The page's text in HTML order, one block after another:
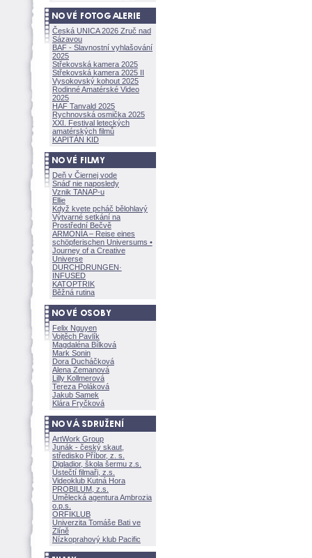
Česká UNICA 2026 Zruč nad
Sázavou
BAF - Slavnostní vyhlašování
2025
Střekovská kamera 2025
Střekovská kamera 2025 II
Vysokovský kohout 2025
Rodinné Amatérské Video
2025
HAF Tanvald 2025
Rychnovská osmička 2025
XXI. Festival leteckých
amatérských filmů
KAPITÁN KID
Deň v Čiernej vode
Snáď nie naposledy
Vznik TANAP-u
Ellie
Když kvete pcháč bělohlavý
Výtvarné setkání na
Prostřední Bečvě
ARMONÍA – Reise eines
schöpferischen Universums •
Journey of a Creative
Universe
DURCHDRUNGEN·
INFUSED
KATOPTRIK
Běžná rutina
Felix Nguyen
Vojtěch Pavlík
Magdaléna Bílkov
Mark Sonin
Dora Ducháčkov
Alena Zemanov
Lilly Kollmerov
Tereza Polákov
Jakub Samek
Klára Fryčkov
ArtWork Group
Junák - český skaut,
středisko Příbor, z. s.
Digladior, škola šermu z.s.
Ústečtí filmaři, z.s.
Videoklub Kutná Hora
PROBILUM, z.s.
Umělecká agentura Ambrozia
o.p.s.
ORFIKLUB
Univerzita Tomáše Bati ve
Zlíně
Nízkoprahový klub Pacific